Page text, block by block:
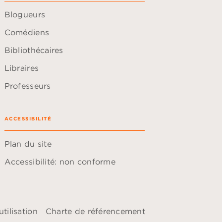
Blogueurs
Comédiens
Bibliothécaires
Libraires
Professeurs
ACCESSIBILITÉ
Plan du site
Accessibilité: non conforme
Charte de référencement